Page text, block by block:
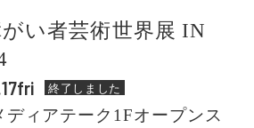
い者芸術世界展 IN
終了しました
ディアテーク1Fオープンス